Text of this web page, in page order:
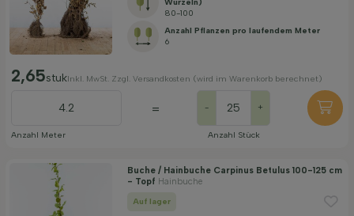
80-100
Anzahl Pflanzen pro laufendem Meter
6
2,65stukInkl. MwSt. Zzgl. Versandkosten (wird im Warenkorb berechnet)
Anzahl Meter
= - +
Anzahl Stück
Buche / Hainbuche Carpinus Betulus 100-125 cm
- Topf Hainbuche
Auf lager